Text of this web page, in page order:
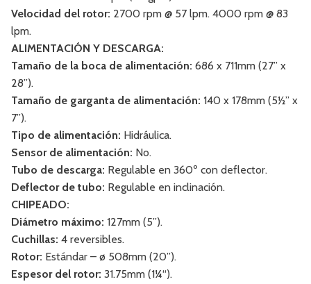
Velocidad del rotor: 2700 rpm @ 57 lpm. 4000 rpm @ 83
lpm.
ALIMENTACIÓN Y DESCARGA:
Tamaño de la boca de alimentación: 686 x 711mm (27” x
28”).
Tamaño de garganta de alimentación: 140 x 178mm (5½” x
7”).
Tipo de alimentación: Hidráulica.
Sensor de alimentación: No.
Tubo de descarga: Regulable en 360º con deflector.
Deflector de tubo: Regulable en inclinación.
CHIPEADO:
Diámetro máximo: 127mm (5”).
Cuchillas: 4 reversibles.
Rotor: Estándar – ø 508mm (20”).
Espesor del rotor: 31.75mm (1¼“).